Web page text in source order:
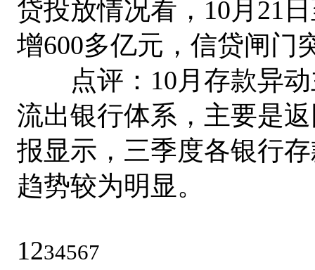
贷投放情况看，10月21
增600多亿元，信贷闸门
点评：10月存款异动
流出银行体系，主要是
报显示，三季度各银行
趋势较为明显。
1234567